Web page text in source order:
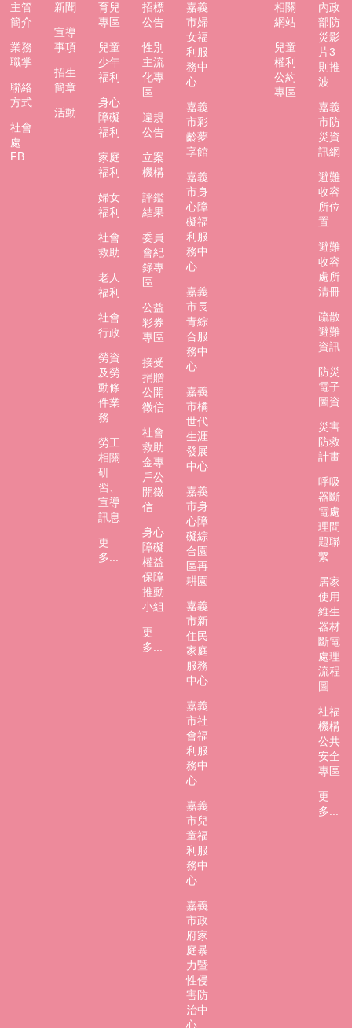
主管
簡介
業務
職掌
聯絡
方式
社會
處
FB
新聞
宣導
事項
招生
簡章
活動
育兒
專區
兒童
少年
福利
身心
障礙
福利
家庭
福利
婦女
福利
社會
救助
老人
福利
社會
行政
勞資
及勞
動條
件業
務
勞工
相關
研
習、
宣導
訊息
更
多...
招標
公告
性別
主流
化專
區
違規
公告
立案
機構
評鑑
結果
委員
會紀
錄專
區
公益
彩券
專區
接受
捐贈
公開
徵信
社會
救助
金專
戶公
開徵
信
身心
障礙
權益
保障
推動
小組
更
多...
嘉義
市婦
女福
利服
務中
心
嘉義
市彩
齡夢
享館
嘉義
市身
心障
礙福
利服
務中
心
嘉義
市長
青綜
合服
務中
心
嘉義
市橘
世代
生涯
發展
中心
嘉義
市身
心障
礙綜
合園
區再
耕園
嘉義
市新
住民
家庭
服務
中心
嘉義
市社
會福
利服
務中
心
嘉義
市兒
童福
利服
務中
心
嘉義
市政
府家
庭暴
力暨
性侵
害防
治中
心
相關
網站
兒童
權利
公約
專區
內政
部防
災影
片3
則推
波
嘉義
市防
災資
訊網
避難
收容
所位
置
避難
收容
處所
清冊
疏散
避難
資訊
防災
電子
圖資
災害
防救
計畫
呼吸
器斷
電處
理問
題聯
繫
居家
使用
維生
器材
斷電
處理
流程
圖
社福
機構
公共
安全
專區
更
多...